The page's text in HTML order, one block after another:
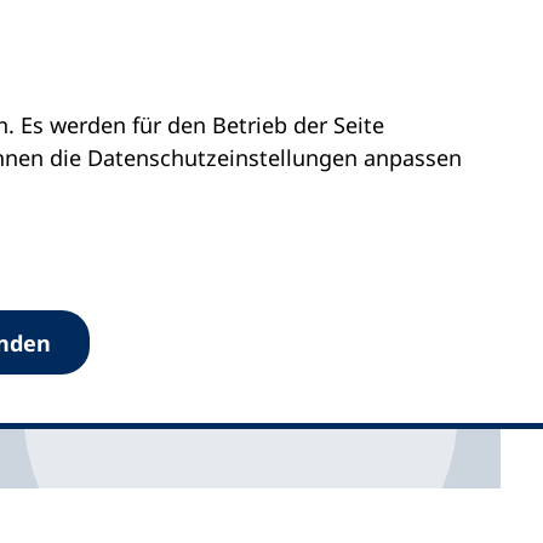
Es werden für den Betrieb der Seite
die Datenschutz­einstellungen anpassen